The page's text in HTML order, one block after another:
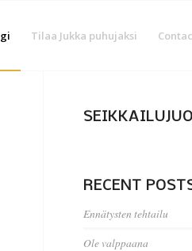
Tilaa Jukka puhujaksi
RECENT
Ennätysten tehtailu
Ole valppaana